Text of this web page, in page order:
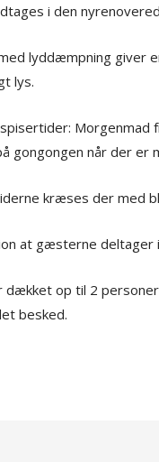
i den
lyddæmpning giver
lys.
Morgenmad
gongongen når der er
kræses der med
at gæsterne deltager
dækket op til 2
besked.